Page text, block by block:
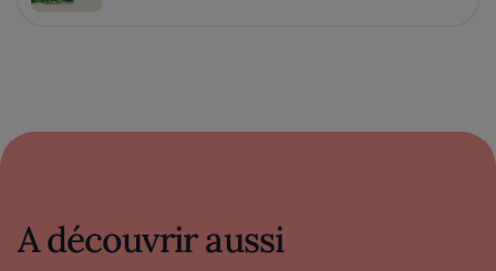
A découvrir aussi